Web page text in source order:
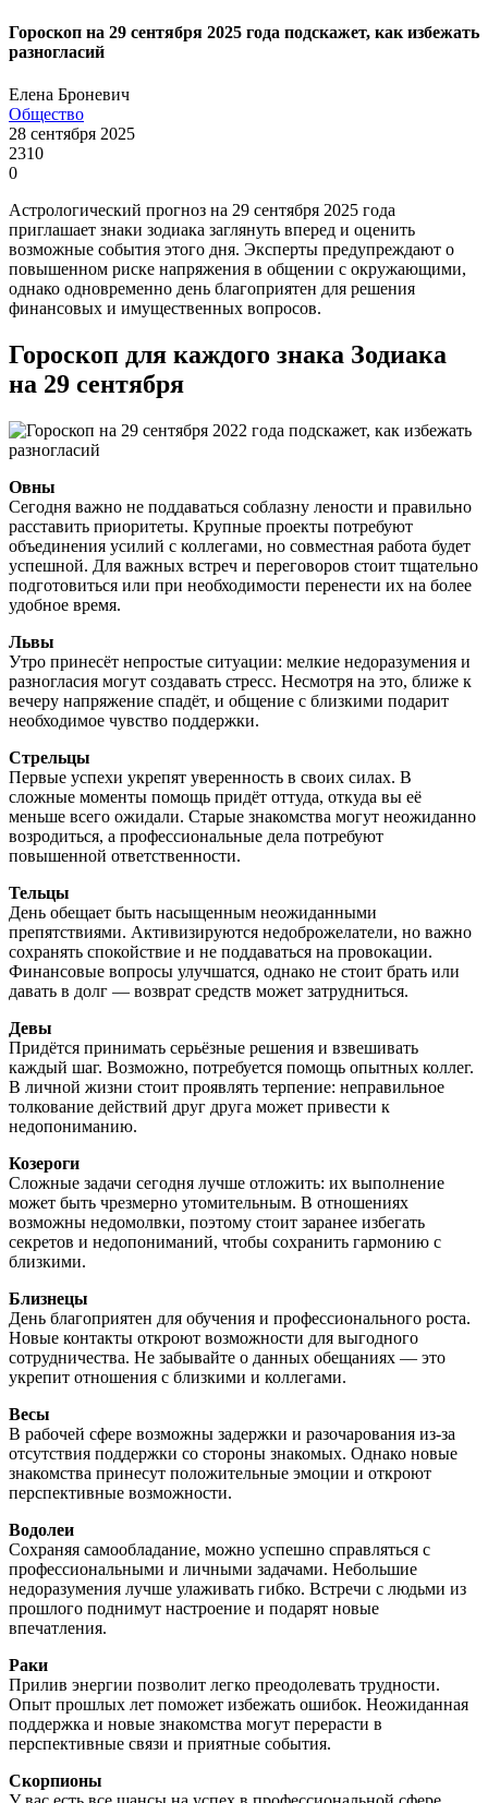
Гороскоп на 29 сентября 2025 года подскажет, как избежать
разногласий
Елена Броневич
Общество
28 сентября 2025
2310
0
Астрологический прогноз на 29 сентября 2025 года
приглашает знаки зодиака заглянуть вперед и оценить
возможные события этого дня. Эксперты предупреждают о
повышенном риске напряжения в общении с окружающими,
однако одновременно день благоприятен для решения
финансовых и имущественных вопросов.
Гороскоп для каждого знака Зодиака
на 29 сентября
Овны
Сегодня важно не поддаваться соблазну лености и правильно
расставить приоритеты. Крупные проекты потребуют
объединения усилий с коллегами, но совместная работа будет
успешной. Для важных встреч и переговоров стоит тщательно
подготовиться или при необходимости перенести их на более
удобное время.
Львы
Утро принесёт непростые ситуации: мелкие недоразумения и
разногласия могут создавать стресс. Несмотря на это, ближе к
вечеру напряжение спадёт, и общение с близкими подарит
необходимое чувство поддержки.
Стрельцы
Первые успехи укрепят уверенность в своих силах. В
сложные моменты помощь придёт оттуда, откуда вы её
меньше всего ожидали. Старые знакомства могут неожиданно
возродиться, а профессиональные дела потребуют
повышенной ответственности.
Тельцы
День обещает быть насыщенным неожиданными
препятствиями. Активизируются недоброжелатели, но важно
сохранять спокойствие и не поддаваться на провокации.
Финансовые вопросы улучшатся, однако не стоит брать или
давать в долг — возврат средств может затрудниться.
Девы
Придётся принимать серьёзные решения и взвешивать
каждый шаг. Возможно, потребуется помощь опытных коллег.
В личной жизни стоит проявлять терпение: неправильное
толкование действий друг друга может привести к
недопониманию.
Козероги
Сложные задачи сегодня лучше отложить: их выполнение
может быть чрезмерно утомительным. В отношениях
возможны недомолвки, поэтому стоит заранее избегать
секретов и недопониманий, чтобы сохранить гармонию с
близкими.
Близнецы
День благоприятен для обучения и профессионального роста.
Новые контакты откроют возможности для выгодного
сотрудничества. Не забывайте о данных обещаниях — это
укрепит отношения с близкими и коллегами.
Весы
В рабочей сфере возможны задержки и разочарования из-за
отсутствия поддержки со стороны знакомых. Однако новые
знакомства принесут положительные эмоции и откроют
перспективные возможности.
Водолеи
Сохраняя самообладание, можно успешно справляться с
профессиональными и личными задачами. Небольшие
недоразумения лучше улаживать гибко. Встречи с людьми из
прошлого поднимут настроение и подарят новые
впечатления.
Раки
Прилив энергии позволит легко преодолевать трудности.
Опыт прошлых лет поможет избежать ошибок. Неожиданная
поддержка и новые знакомства могут перерасти в
перспективные связи и приятные события.
Скорпионы